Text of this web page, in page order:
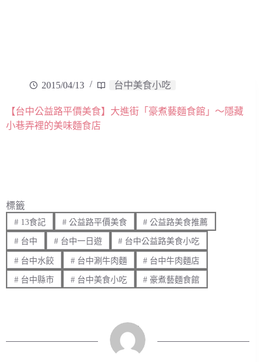
2015/04/13 台中美食小吃
【台中公益路平價美食】大進街「豪煮藝麵食館」～隱藏
小巷弄裡的美味麵食店
標籤
#13食記 #公益路平價美食 # 公益路美食推薦
#台中 #台中一日遊 # 台中公益路美食小吃
#台中水餃 #台中涮牛肉麵 # 台中牛肉麵店
#台中縣市 #台中美食小吃 # 豪煮藝麵食館